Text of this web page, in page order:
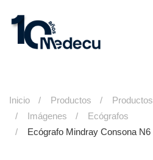
Inicio Productos Productos
Imágenes
Ecógrafos
Ecógrafo Mindray Consona N6